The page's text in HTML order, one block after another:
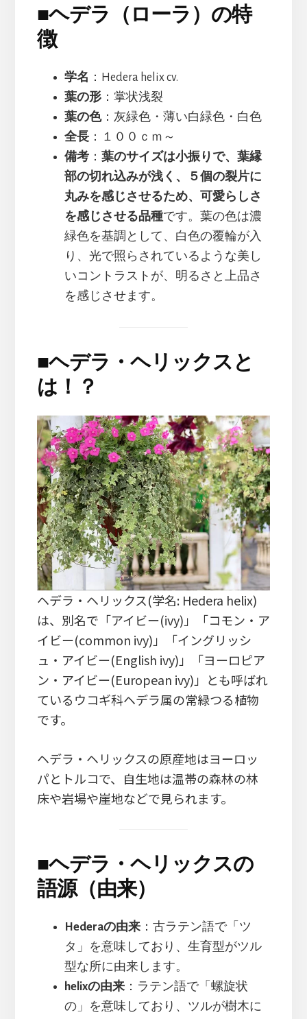
■ヘデラ（ローラ）の特
徴
学名 ：Hedera helix cv.
葉の形：掌状浅裂
葉の色：灰緑色・薄い白緑色・白色
全長：１００ｃｍ～
備考： 葉のサイズは小振りで、葉縁
部の切れ込みが浅く、５個の裂片に
丸みを感じさせるため、可愛らしさ
を感じさせる品種です。葉の色は濃
緑色を基調として、白色の覆輪が入
り、光で照らされているような美し
いコントラストが、明るさと上品さ
を感じさせます。
■ヘデラ・ヘリックスと
は！？
ヘデラ・ヘリックス(学名: Hedera helix)
は、別名で「アイビー(ivy)」「コモン・ア
イビー(common ivy)」「イングリッシ
ュ・アイビー(English ivy)」「ヨーロピア
ン・アイビー(European ivy)」とも呼ばれ
ているウコギ科ヘデラ属の常緑つる植物
です。
ヘデラ・ヘリックスの原産地はヨーロッ
パとトルコで、自生地は温帯の森林の林
床や岩場や崖地などで見られます。
■ヘデラ・ヘリックスの
語源（由来）
Hederaの由来：古ラテン語で「ツ
タ」を意味しており、生育型がツル
型な所に由来します。
helixの由来：ラテン語で「螺旋状
の」を意味しており、ツルが樹木に